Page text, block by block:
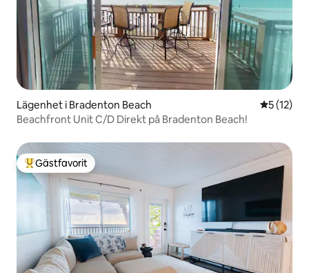
Lägenhet i Bradenton Beach 5 av 5 i
5 (12)
Beachfront Unit C/D Direkt på Bradenton Beach!
Populär gästfavorit
Gästfavorit